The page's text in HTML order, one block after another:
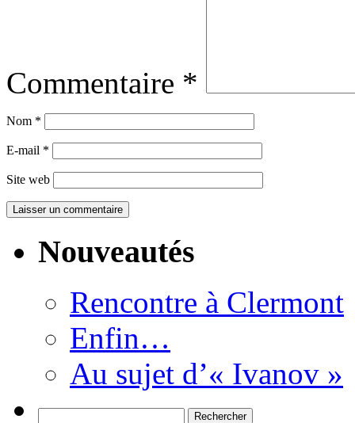
Commentaire *
Nom *
E-mail *
Site web
Nouveautés
Rencontre à Clermont
Enfin…
Au sujet d’« Ivanov »